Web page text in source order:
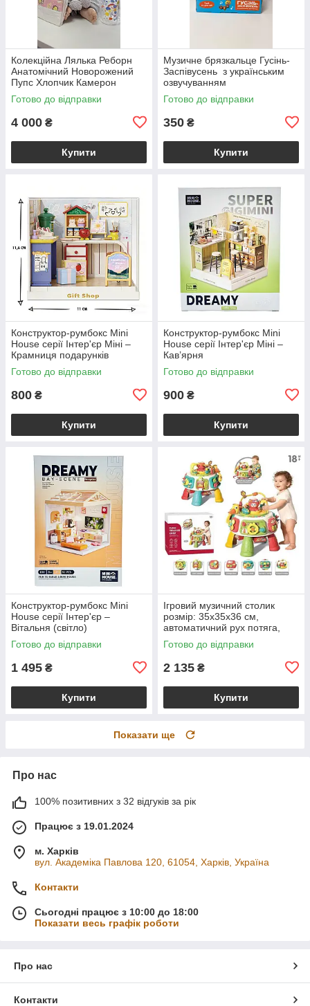
Колекційна Лялька Реборн
Анатомічний Новорожений
Пупс Хлопчик Камерон
(Вінілова Лялька) 50 см
Готово до відправки
4 000 ₴
Купити
Музичне брязкальце Гусінь-
Заспівусень з українським
озвучуванням
Готово до відправки
350 ₴
Купити
Конструктор-румбокс Mini
House серії Інтер'єр Міні –
Крамниця подарунків
Готово до відправки
800 ₴
Купити
Конструктор-румбокс Mini
House серії Інтер'єр Міні –
Кав’ярня
Готово до відправки
900 ₴
Купити
Конструктор-румбокс Mini
House серії Інтер'єр –
Вітальня (світло)
Готово до відправки
1 495 ₴
Купити
Ігровий музичний столик
розмір: 35х35х36 см,
автоматичний рух потяга,
музика, підсвічування фігурки
восьминога
Готово до відправки
2 135 ₴
Купити
Показати ще
Про нас
100% позитивних з 32 відгуків за рік
Працює з 19.01.2024
м. Харків
вул. Академіка Павлова 120, 61054, Харків, Україна
Контакти
Сьогодні працює з 10:00 до 18:00
Показати весь графік роботи
Про нас
Контакти